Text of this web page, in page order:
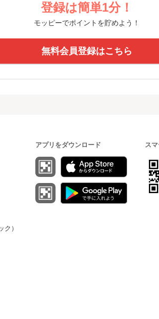
登録は簡単1分！
モッピーでポイントを貯めよう！
無料会員登録はこちら
ク）
アプリをダウンロード ス